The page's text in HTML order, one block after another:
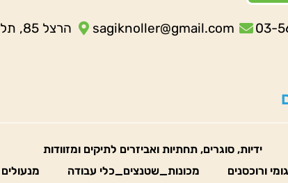
sagiknoller@gmail.com הרצל 85, תל אביב 6655404
ידיות, סוגרים, תחתיות ואביזרים לתיקים ומזוודות
ורוכסנים מכונות_שטנצים_כלי עבודה
מנעולים